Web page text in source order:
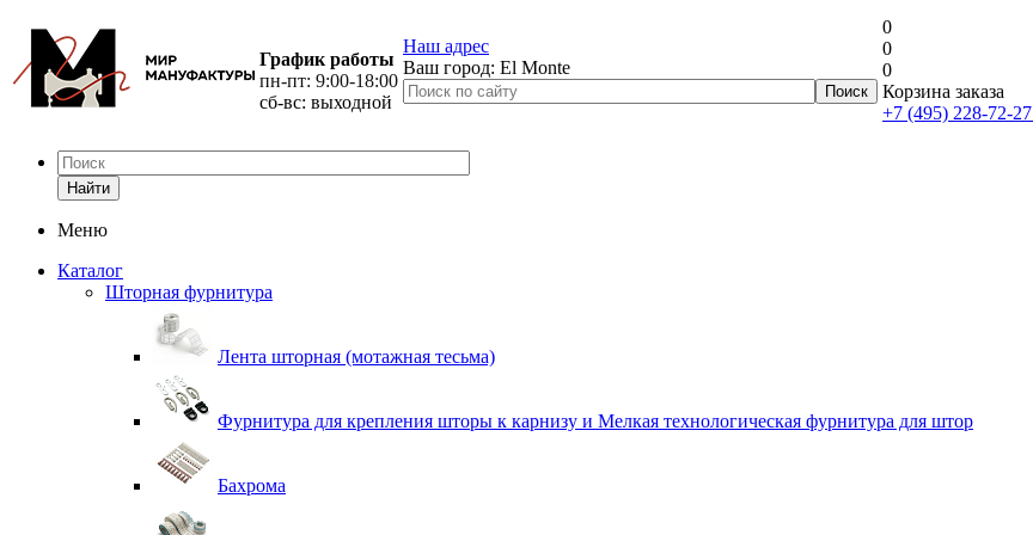
График работы
пн-пт: 9:00-18:00
сб-вс: выходной
Наш адрес
Ваш город: El Monte
0
0
0
Корзина заказа
+7 (495) 228-72-27
Найти
Меню
Каталог
Шторная фурнитура
Лента шторная (мотажная тесьма)
Фурнитура для крепления шторы к карнизу и Мелкая технологическая фурнитура для штор
Бахрома